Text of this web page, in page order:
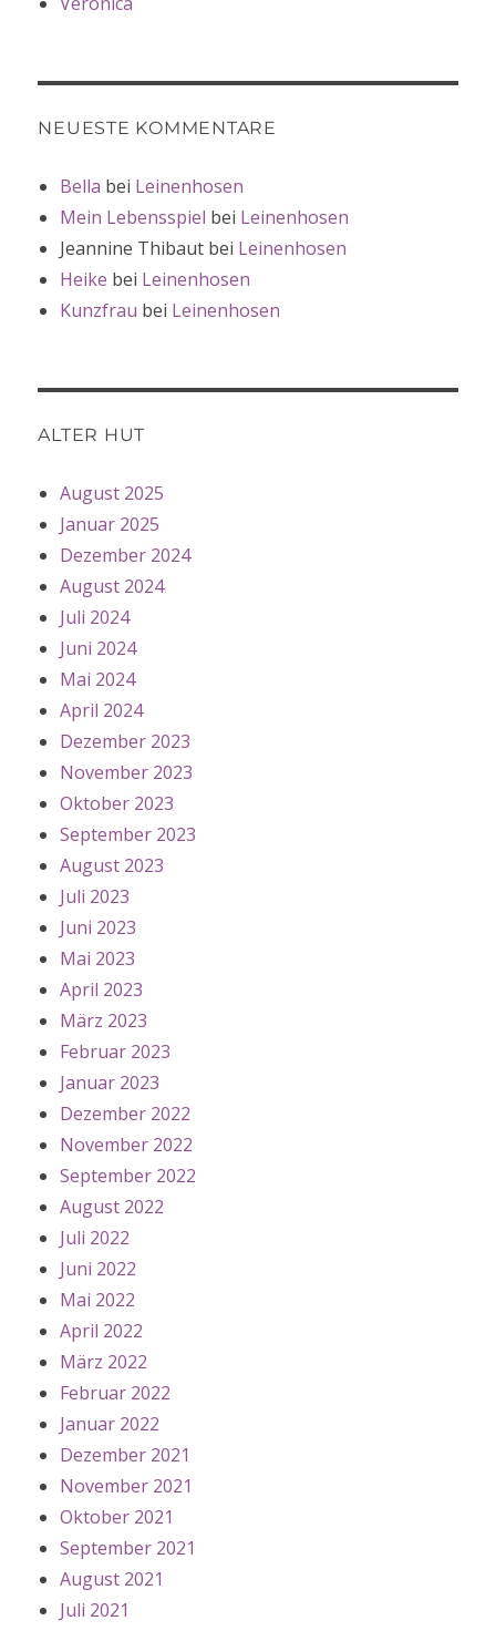
NEUESTE KOMMENTARE
Bella bei Leinenhosen
Mein Lebensspiel bei Leinenhosen
Jeannine Thibaut bei Leinenhosen
Heike bei Leinenhosen
Kunzfrau bei Leinenhosen
ALTER HUT
August 2025
Januar 2025
Dezember 2024
August 2024
Juli 2024
Juni 2024
Mai 2024
April 2024
Dezember 2023
November 2023
Oktober 2023
September 2023
August 2023
Juli 2023
Juni 2023
Mai 2023
April 2023
März 2023
Februar 2023
Januar 2023
Dezember 2022
November 2022
September 2022
August 2022
Juli 2022
Juni 2022
Mai 2022
April 2022
März 2022
Februar 2022
Januar 2022
Dezember 2021
November 2021
Oktober 2021
September 2021
August 2021
Juli 2021